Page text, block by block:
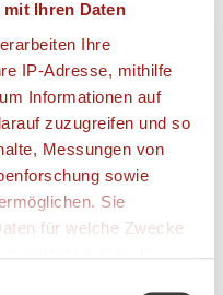
Ihren Daten
Ihre
IP-Adresse, mithilfe
Informationen auf
zuzugreifen und so
Messungen von
sowie
Sie
für welche Zwecke
10
elevator